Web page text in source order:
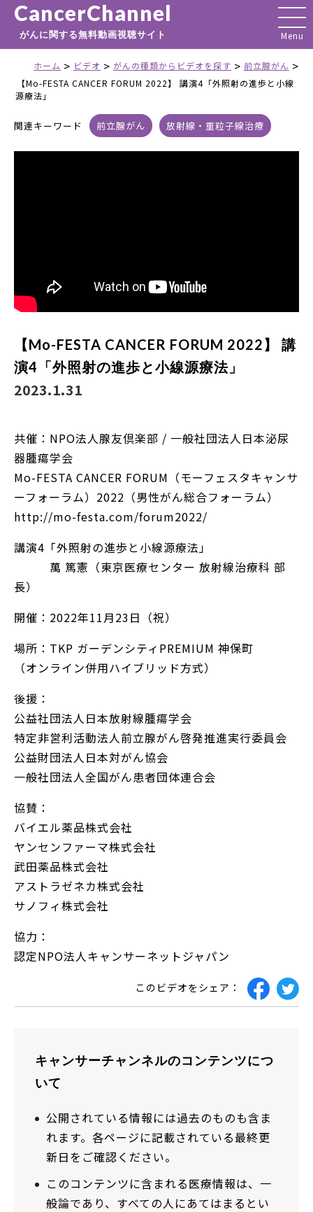
CancerChannel
がんに関する無料動画視聴サイト
ホーム > ビデオ > がんの種類からビデオを探す > 前立腺がん >
【Mo-FESTA CANCER FORUM 2022】 講演4「外照射の進歩と小線
源療法」
関連キーワード 前立腺がん 放射線・重粒子線治療
【Mo-FESTA CANCER FORUM 2022】 講
演4「外照射の進歩と小線源療法」
2023.1.31
共催：NPO法人腺友倶楽部 / 一般社団法人日本泌尿
器腫瘍学会
Mo-FESTA CANCER FORUM（モーフェスタキャンサ
ーフォーラム）2022（男性がん総合フォーラム）
http://mo-festa.com/forum2022/
講演4「外照射の進歩と小線源療法」
萬 篤憲（東京医療センター 放射線治療科 部
長）
開催：2022年11月23日（祝）
場所：TKP ガーデンシティPREMIUM 神保町
（オンライン併用ハイブリッド方式）
後援：
公益社団法人日本放射線腫瘍学会
特定非営利活動法人前立腺がん啓発推進実行委員会
公益財団法人日本対がん協会
一般社団法人全国がん患者団体連合会
協賛：
バイエル薬品株式会社
ヤンセンファーマ株式会社
武田薬品株式会社
アストラゼネカ株式会社
サノフィ株式会社
協力：
認定NPO法人キャンサーネットジャパン
このビデオをシェア：
キャンサーチャンネルのコンテンツにつ
いて
公開されている情報には過去のものも含ま
れます。各ページに記載されている最終更
新日をご確認ください。
このコンテンツに含まれる医療情報は、一
般論であり、すべての人にあてはまるとい